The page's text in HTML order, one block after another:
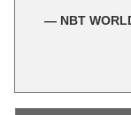
— NBT